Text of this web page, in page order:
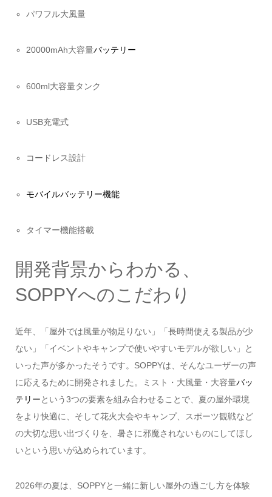
パワフル大風量
20000mAh大容量バッテリー
600ml大容量タンク
USB充電式
コードレス設計
モバイルバッテリー機能
タイマー機能搭載
開発背景からわかる、
SOPPYへのこだわり
近年、「屋外では風量が物足りない」「長時間使える製品が少
ない」「イベントやキャンプで使いやすいモデルが欲しい」と
いった声が多かったそうです。SOPPYは、そんなユーザーの声
に応えるために開発されました。ミスト・大風量・大容量バッ
テリーという3つの要素を組み合わせることで、夏の屋外環境
をより快適に、そして花火大会やキャンプ、スポーツ観戦など
の大切な思い出づくりを、暑さに邪魔されないものにしてほし
いという思いが込められています。
2026年の夏は、SOPPYと一緒に新しい屋外の過ごし方を体験